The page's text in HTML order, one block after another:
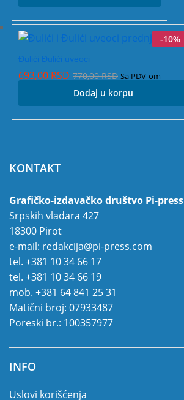
-10%
Đulići Đulići uveoci
693,00 RSD 770,00RSD Sa PDV-om
Dodaj u korpu
KONTAKT
Grafičko-izdavačko društvo Pi-press
Srpskih vladara 427
18300 Pirot
e-mail: redakcija@pi-press.com
tel. +381 10 34 66 17
tel. +381 10 34 66 19
mob. +381 64 841 25 31
Matični broj: 07933487
Poreski br.: 100357977
INFO
Uslovi korišćenja